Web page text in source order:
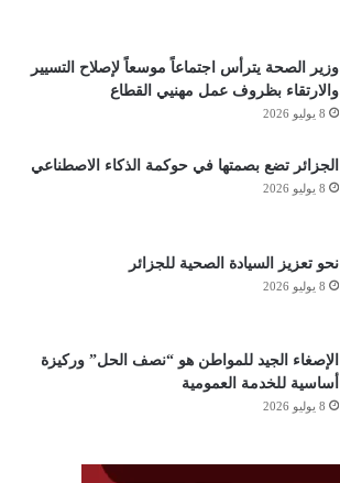
وزير الصحة يترأس اجتماعاً موسعاً لإصلاح التسيير
والارتقاء بظروف عمل مهنيي القطاع
8 يوليو 2026
الجزائر تضع بصمتها في حوكمة الذكاء الاصطناعي
8 يوليو 2026
نحو تعزيز السيادة الصحية للجزائر
8 يوليو 2026
الإصغاء الجيد للمواطن هو “نصف الحل” وركيزة
أساسية للخدمة العمومية
8 يوليو 2026